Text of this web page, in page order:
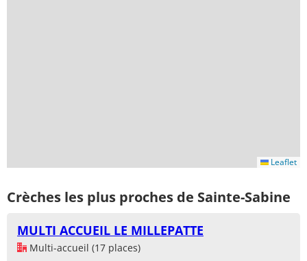
Leaflet
Crèches les plus proches de Sainte-Sabine
MULTI ACCUEIL LE MILLEPATTE
Multi-accueil (17 places)